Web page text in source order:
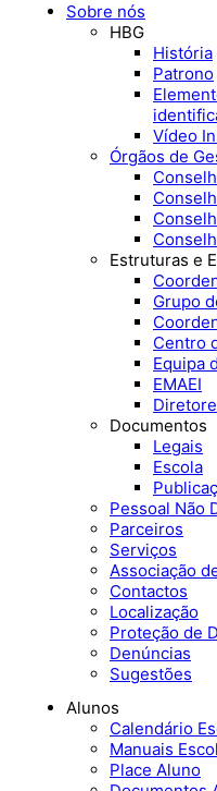
Sobre nós
HBG
História
Patrono
Vídeo
Órgãos de
Estruturas e
Grupo
Centro
Equipa
EMAEI
Documentos
Legais
Escola
Pessoal Não
Parceiros
Serviços
Associação
Contactos
Localização
Proteção de
Denúncias
Sugestões
Alunos
Calendário
Manuais
Place Aluno